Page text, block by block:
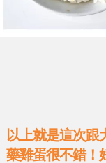
以上就是這次跟
藥雞蛋很不錯！